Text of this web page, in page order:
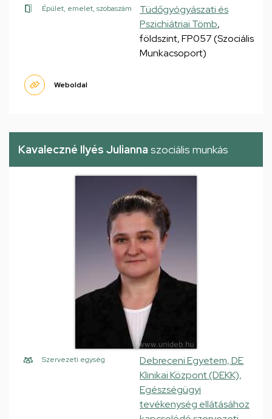
Épület, emelet, szobaszám
Tüdőgyógyászati és
Pszichiátriai Tömb,
földszint, FP057 (Szociális
Munkacsoport)
Weboldal
Kavaleczné Ilyés Julianna szociális munkás
Szervezeti egység
Debreceni Egyetem, DE
Klinikai Központ (DEKK),
Egészségügyi
tevékenység ellátásához